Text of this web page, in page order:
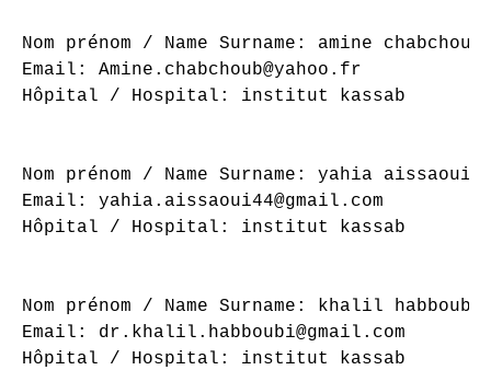
Nom prénom / Name Surname: amine chabchoub
Email: Amine.chabchoub@yahoo.fr
Hôpital / Hospital: institut kassab
Nom prénom / Name Surname: yahia aissaoui
Email: yahia.aissaoui44@gmail.com
Hôpital / Hospital: institut kassab
Nom prénom / Name Surname: khalil habboubi
Email: dr.khalil.habboubi@gmail.com
Hôpital / Hospital: institut kassab